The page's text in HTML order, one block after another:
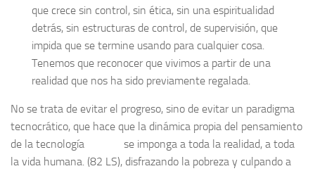
que crece sin control, sin ética, sin una espiritualidad
detrás, sin estructuras de control, de supervisión, que
impida que se termine usando para cualquier cosa.
Tenemos que reconocer que vivimos a partir de una
realidad que nos ha sido previamente regalada.
No se trata de evitar el progreso, sino de evitar un paradigma
tecnocrático, que hace que la dinámica propia del pensamiento
de la tecnología se imponga a toda la realidad, a toda
la vida humana. (82 LS), disfrazando la pobreza y culpando a